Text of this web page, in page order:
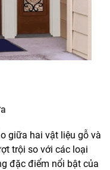
giữa hai vật liệu gỗ và
trội so với các loại
đặc điểm nổi bật của